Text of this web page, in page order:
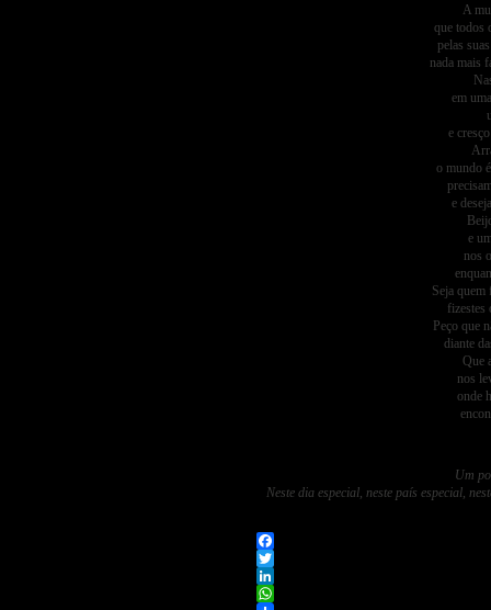
A
que todos
pelas
nada mais
em
e
o mundo
e
e
nos
Seja quem
fizestes
Peço que
diante
Que
nos
onde
Um
Neste dia especial, neste país especial,
Facebook
Twitter
LinkedIn